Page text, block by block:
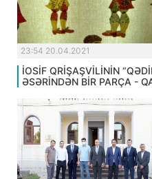
23:54 20.04.2021
İOSİF QRİŞAŞVİLİNİN
ƏSƏRİNDƏN BİR PARÇA -